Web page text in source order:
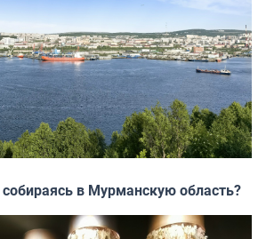
в Мурманскую область?